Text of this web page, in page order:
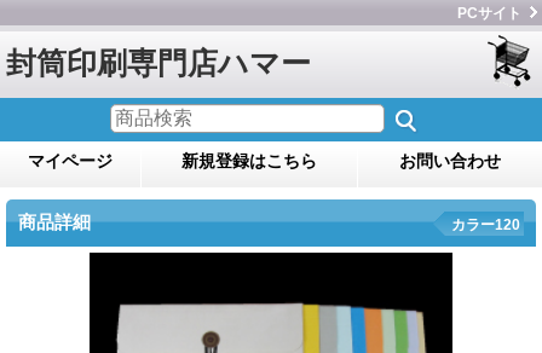
PCサイト
封筒印刷専門店ハマー
マイページ 新規登録はこちら お問い合わせ
商品詳細 カラー120